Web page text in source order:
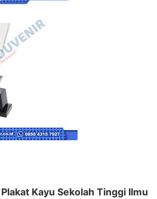
Kayu Sekolah Tinggi Ilmu